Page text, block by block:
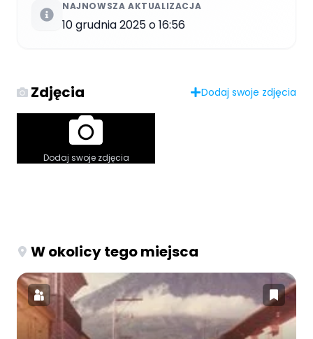
NAJNOWSZA AKTUALIZACJA
10 grudnia 2025 o 16:56
Zdjęcia Dodaj swoje zdjęcia
Dodaj swoje zdjęcia
W okolicy tego miejsca